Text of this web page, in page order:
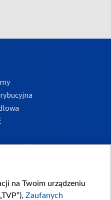
na Twoim urządzeniu
Zaufanych